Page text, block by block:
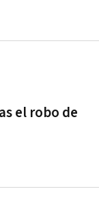
el robo de